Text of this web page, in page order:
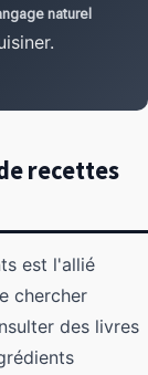
naturel
recettes
est l'allié
chercher
des livres